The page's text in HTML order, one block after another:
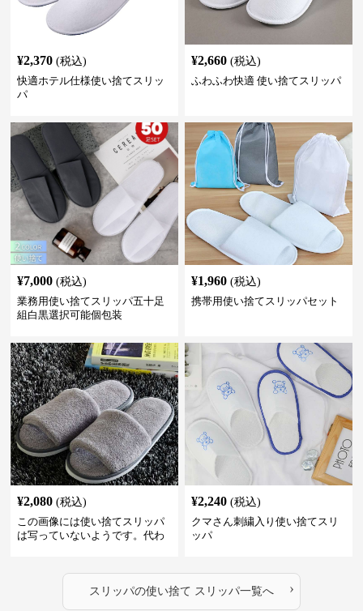
¥2,370 (税込)
快適ホテル仕様使い捨てスリッ
パ
¥2,660 (税込)
ふわふわ快適 使い捨てスリッパ
¥7,000 (税込)
業務用使い捨てスリッパ五十足
組白黒選択可能個包装
¥1,960 (税込)
携帯用使い捨てスリッパセット
¥2,080 (税込)
この画像には使い捨てスリッパ
は写っていないようです。代わ
ています。これらは再利用可能
な通常の室内履きスリッパのよ
うに見えます。
¥2,240 (税込)
クマさん刺繍入り使い捨てスリ
ッパ
スリッパの使い捨て スリッパ一覧へ ›